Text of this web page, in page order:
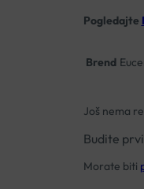
Pogledajte
Brend
Još nema
Budite
Morate biti